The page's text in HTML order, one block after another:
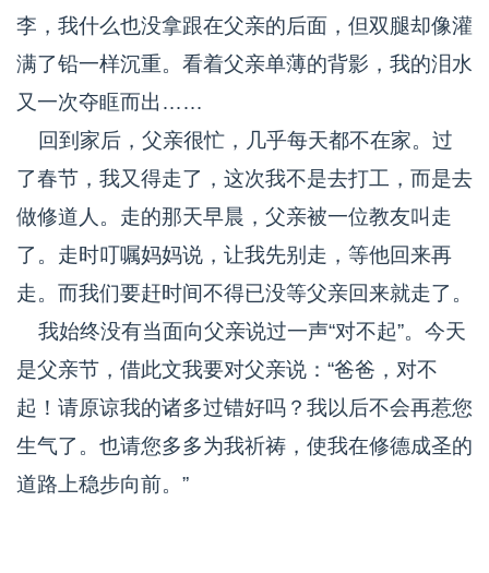
李，我什么也没拿跟在父亲的后面，但双腿却像灌
满了铅一样沉重。看着父亲单薄的背影，我的泪水
又一次夺眶而出……
回到家后，父亲很忙，几乎每天都不在家。过
了春节，我又得走了，这次我不是去打工，而是去
做修道人。走的那天早晨，父亲被一位教友叫走
了。走时叮嘱妈妈说，让我先别走，等他回来再
走。而我们要赶时间不得已没等父亲回来就走了。
我始终没有当面向父亲说过一声“对不起”。今天
是父亲节，借此文我要对父亲说：“爸爸，对不
起！请原谅我的诸多过错好吗？我以后不会再惹您
生气了。也请您多多为我祈祷，使我在修德成圣的
道路上稳步向前。”